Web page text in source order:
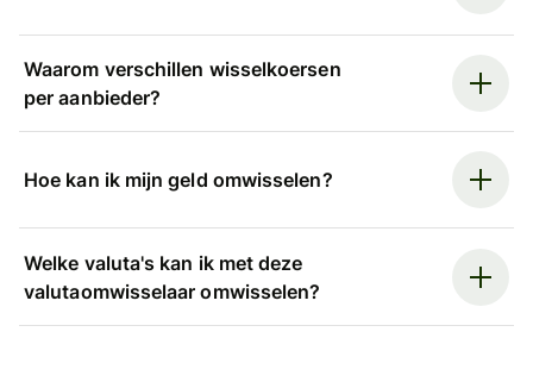
Waarom verschillen wisselkoersen
per aanbieder?
Hoe kan ik mijn geld omwisselen?
Welke valuta's kan ik met deze
valutaomwisselaar omwisselen?